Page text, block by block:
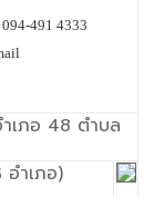
491 4333
เภอ 48 ตำบล
อำเภอ)